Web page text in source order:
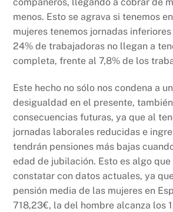
menos. Esto se agrava si tenemos
mujeres tenemos jornadas
24% de trabajadoras no llegan a
completa, frente al 7,8% de los
Este hecho no sólo nos condena a
desigualdad en el presente,
consecuencias futuras, ya que al
jornadas laborales reducidas e
tendrán pensiones más bajas
edad de jubilación. Esto es algo
constatar con datos actuales, ya
pensión media de las mujeres en
718,23€, la del hombre alcanza los